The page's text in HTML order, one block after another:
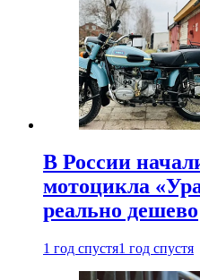
В России
мотоцикла
реально дешево
1 год спустя1 год спустя